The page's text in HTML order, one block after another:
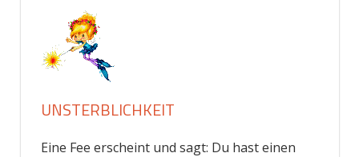
UNSTERBLICHKEIT
Eine Fee erscheint und sagt: Du hast einen